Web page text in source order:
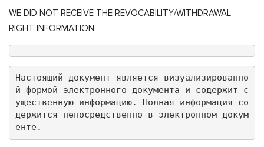
WE DID NOT RECEIVE THE REVOCABILITY/WITHDRAWAL
RIGHT INFORMATION.
Настоящий документ является визуализированно
й формой электронного документа и содержит с
ущественную информацию. Полная информация со
держится непосредственно в электронном докум
енте.